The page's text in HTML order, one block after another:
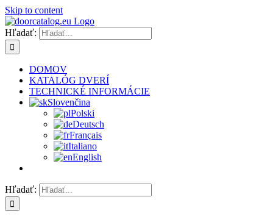
Skip to content
Hľadať:
DOMOV
KATALÓG DVERÍ
TECHNICKÉ INFORMÁCIE
Slovenčina
Polski
Deutsch
Français
Italiano
English
Hľadať: